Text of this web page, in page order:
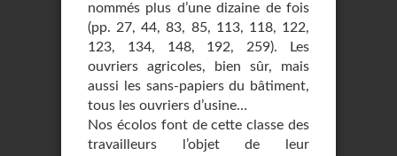
nommés plus d’une dizaine de fois
(pp. 27, 44, 83, 85, 113, 118, 122,
123, 134, 148, 192, 259). Les
ouvriers agricoles, bien sûr, mais
aussi les sans-papiers du bâtiment,
tous les ouvriers d’usine…
Nos écolos font de cette classe des
travailleurs l’objet de leur